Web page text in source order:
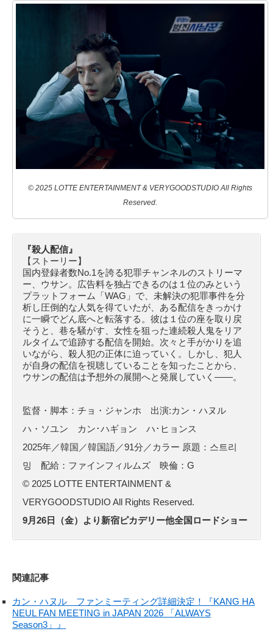
© 2025 LOTTE ENTERTAINMENT & VERYGOODSTUDIO All Rights
Reserved.
『殺人配信』
【ストーリー】
国内登録者数No.1を誇る犯罪チャンネルのストリーマ
ー、ウサン。広告料を独占できるのは１位のみという
プラットフォーム「WAG」で、未解決の犯罪事件を分
析し圧倒的な人気を得ていたが、ある配信をきっかけ
に一瞬でどん底へと転落する。彼は１位の座を取り戻
そうと、巷を騒がす、女性を狙った連続殺人鬼をリア
ルタイムで追跡する配信を開始。次々と手がかりを追
いながら、殺人犯の正体に迫っていく。しかし、犯人
が自身の配信を視聴していることを知ったことから、
ウサンの配信は予想外の展開へと発展していく――。
監督・脚本：チョ・ジャンホ 出演:カン・ハヌル
ハ・ソユン カン･ハギョン ハ･ヒョンス
2025年／韓国／韓国語／91分／カラー 原題：스트리
밍 配給：ファインフィルムズ 映倫：G
© 2025 LOTTE ENTERTAINMENT &
VERYGOODSTUDIO All Rights Reserved.
9月26日（金）より新宿ピカデリー他全国ロードショー
関連記事
カン・ハヌル ファンミーティング詳細決定！『KANG HA
NEUL FAN MEETING in JAPAN 2026 「ALWAYS
Season3」』